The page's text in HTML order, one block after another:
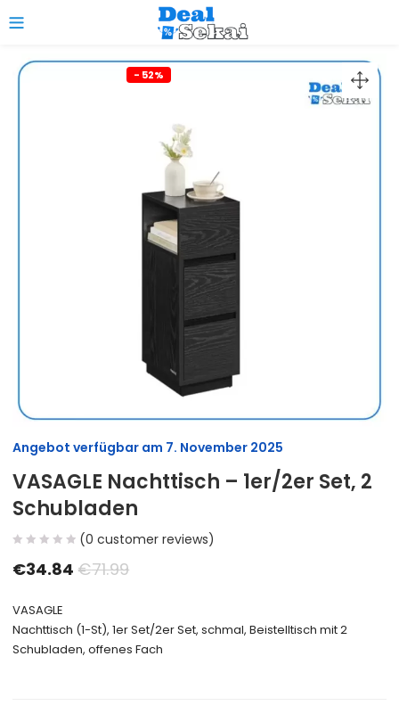
- 52%
Angebot verfügbar am 7. November 2025
VASAGLE Nachttisch – 1er/2er Set, 2
Schubladen
(0 customer reviews)
€34.84 €71.99
VASAGLE
Nachttisch (1-St), 1er Set/2er Set, schmal, Beistelltisch mit 2
Schubladen, offenes Fach